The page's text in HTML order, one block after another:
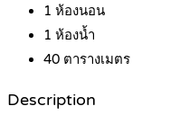
1 ห้องนอน
1 ห้องน้ำ
40 ตารางเมตร
Description